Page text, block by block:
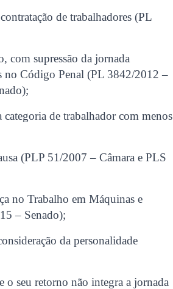
de trabalhadores (PL
com supressão da jornada
no Código Penal (PL 3842/2012 –
de trabalhador com menos
(PLP 51/2007 – Câmara e PLS
no Trabalho em Máquinas e
– Senado);
da personalidade
o seu retorno não integra a jornada